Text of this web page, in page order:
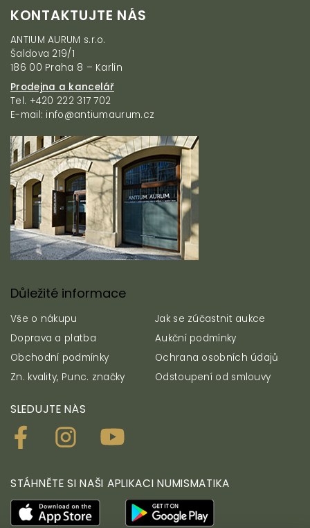
KONTAKTUJTE NÁS
ANTIUM AURUM s.r.o.
Šaldova 219/1
186 00 Praha 8 – Karlín
Prodejna a kancelář
Tel. +420 222 317 702
E-mail: info@antiumaurum.cz
Důležité informace
Vše o nákupu
Jak se zúčastnit aukce
Doprava a platba
Aukční podmínky
Obchodní podmínky
Ochrana osobních údajů
Zn. kvality, Punc. značky
Odstoupení od smlouvy
SLEDUJTE NÁS
STÁHNĚTE SI NAŠI APLIKACI NUMISMATIKA